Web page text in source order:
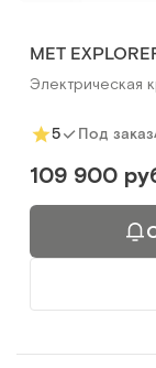
MET
Электрическая
5 Под заказ
109 900